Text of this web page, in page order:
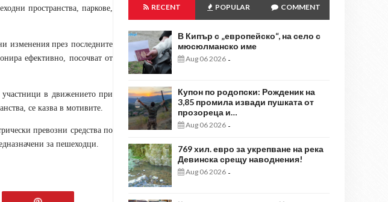
пространства, паркове,
изменения през последните
ефективно , посочват от
участници в движението при
се казва в мотивите.
превозни средства по
за пешеходци.
RECENT POPULAR COMMENT
В Кипър с „европейско“, на село с
мюсюлманско име
Aug 06 2026 -
Купон по родопски: Рожденик на
3,85 промила извади пушката от
прозореца и…
Aug 06 2026 -
769 хил. евро за укрепване на река
Девинска срещу наводнения!
Aug 06 2026 -